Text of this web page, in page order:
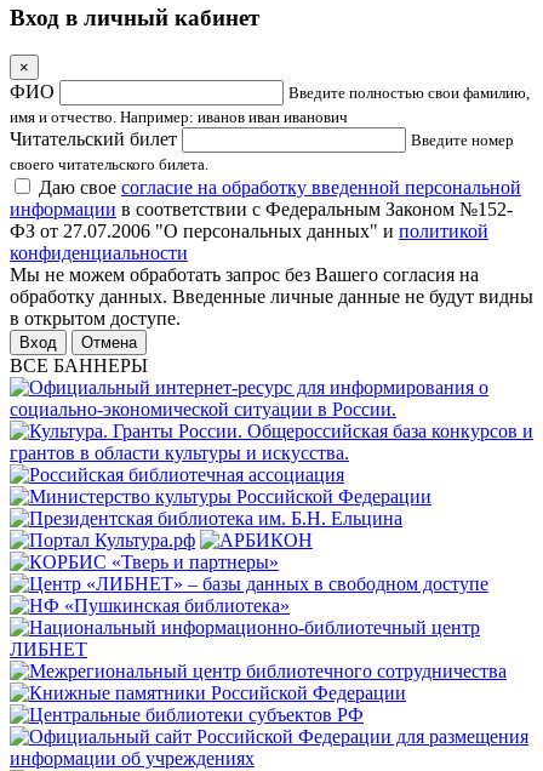
Вход в личный кабинет
×
ФИО
Введите полностью свои фамилию,
имя и отчество. Например: иванов иван иванович
Читательский билет
Введите номер
своего читательского билета.
Даю свое согласие на обработку введенной персональной
информации в соответствии с Федеральным Законом №152-
ФЗ от 27.07.2006 "О персональных данных" и политикой
конфиденциальности
Мы не можем обработать запрос без Вашего согласия на
обработку данных. Введенные личные данные не будут видны
в открытом доступе.
Отмена
ВСЕ БАННЕРЫ